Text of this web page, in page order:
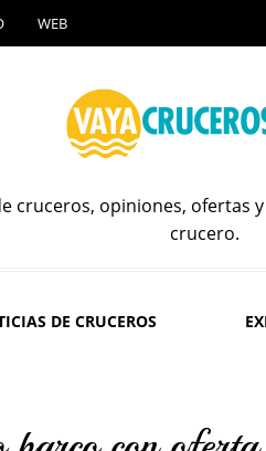
WEB
cruceros, opiniones, ofertas
crucero.
DE CRUCEROS